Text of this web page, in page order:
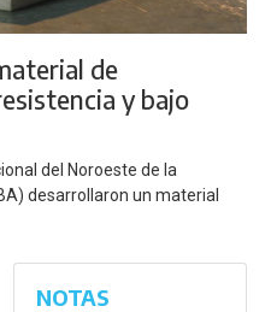
de
y bajo
del Noroeste de la
desarrollaron un material
NOTAS